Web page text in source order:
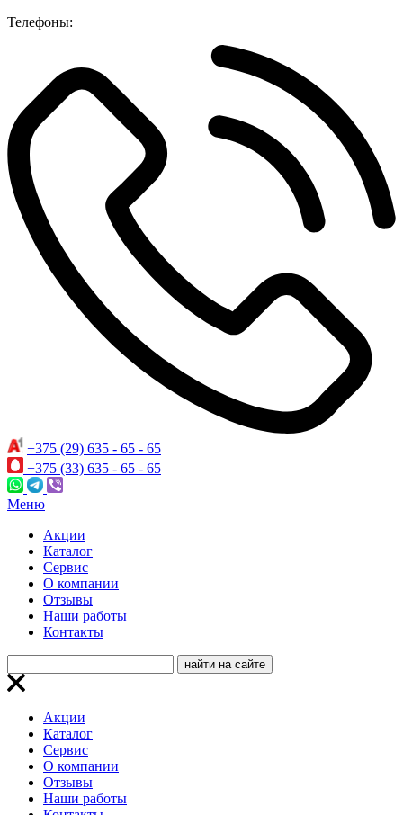
Телефоны:
+375 (29) 635 - 65 - 65
+375 (33) 635 - 65 - 65
Меню
Акции
Каталог
Сервис
О компании
Отзывы
Наши работы
Контакты
Акции
Каталог
Сервис
О компании
Отзывы
Наши работы